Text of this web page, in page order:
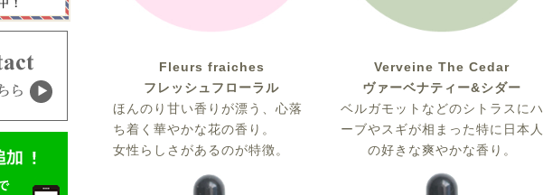
Fleurs fraiches
フレッシュフローラル
ほんのり甘い香りが漂う、心落
ち着く華やかな花の香り。
女性らしさがあるのが特徴。
Verveine The Cedar
ヴァーベナティー&シダー
ベルガモットなどのシトラスにハ
ーブやスギが相まった特に日本人
の好きな爽やかな香り。